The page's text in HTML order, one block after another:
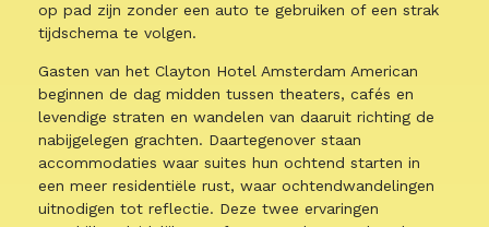
op pad zijn zonder een auto te gebruiken of een strak
tijdschema te volgen.
Gasten van het Clayton Hotel Amsterdam American
beginnen de dag midden tussen theaters, cafés en
levendige straten en wandelen van daaruit richting de
nabijgelegen grachten. Daartegenover staan
accommodaties waar suites hun ochtend starten in
een meer residentiële rust, waar ochtendwandelingen
uitnodigen tot reflectie. Deze twee ervaringen